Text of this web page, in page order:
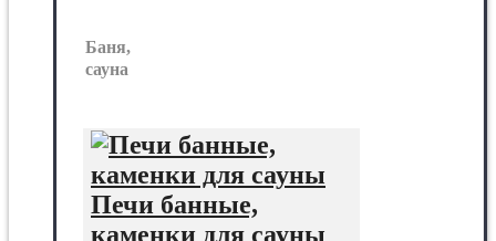
Баня,
сауна
Печи банные,
каменки для сауны